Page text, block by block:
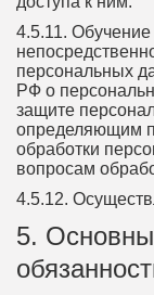
4.5.11.
персональных
РФ о
защите
определяющим
обработки
вопросам
4.5.12.
5.